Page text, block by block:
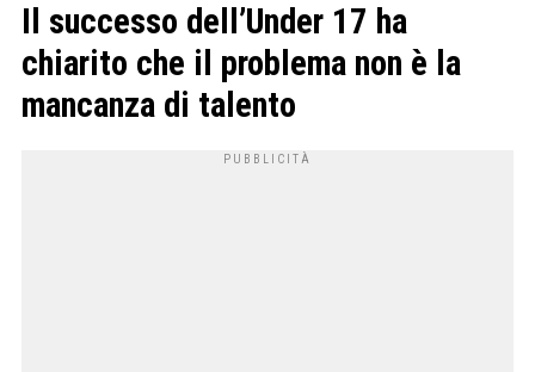
Il successo dell’Under 17 ha
chiarito che il problema non è la
mancanza di talento